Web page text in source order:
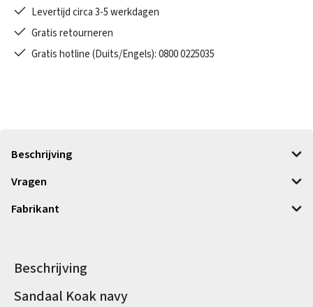
Levertijd circa 3-5 werkdagen
Gratis retourneren
Gratis hotline (Duits/Engels): 0800 0225035
Beschrijving
Vragen
Fabrikant
Beschrijving
Productinformatie
Sandaal Koak navy